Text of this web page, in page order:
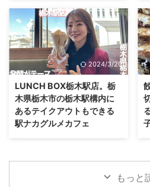
2024/3/20
LUNCH BOX栃木駅店。栃
木県栃木市の栃木駅構内に
あるテイクアウトもできる
駅ナカグルメカフェ
もっと